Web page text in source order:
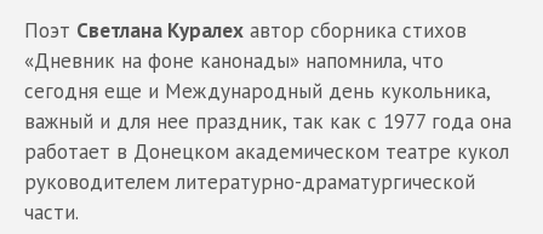
Поэт Светлана Куралех автор сборника стихов
«Дневник на фоне канонады» напомнила, что
сегодня еще и Международный день кукольника,
важный и для нее праздник, так как с 1977 года она
работает в Донецком академическом театре кукол
руководителем литературно-драматургической
части.